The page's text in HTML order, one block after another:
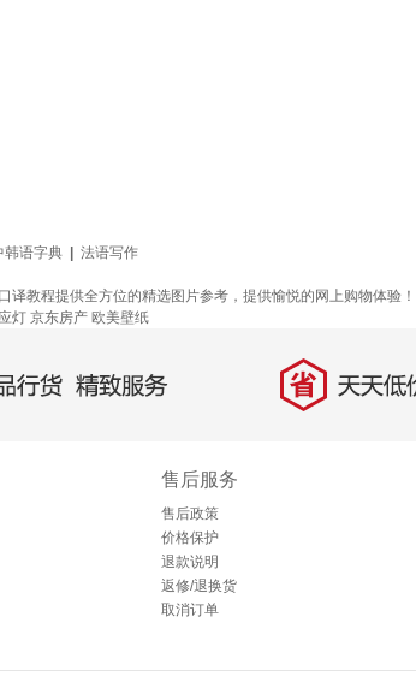
韩语字典
法语写作
教程提供全方位的精选图片参考，提供愉悦的网上购物体验！
灯 京东房产 欧美壁纸
货，精致服务 省 天天低价
售后服务
售后政策
价格保护
退款说明
返修/退换货
取消订单